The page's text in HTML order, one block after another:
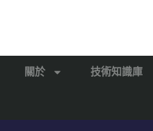
關於 技術知識庫